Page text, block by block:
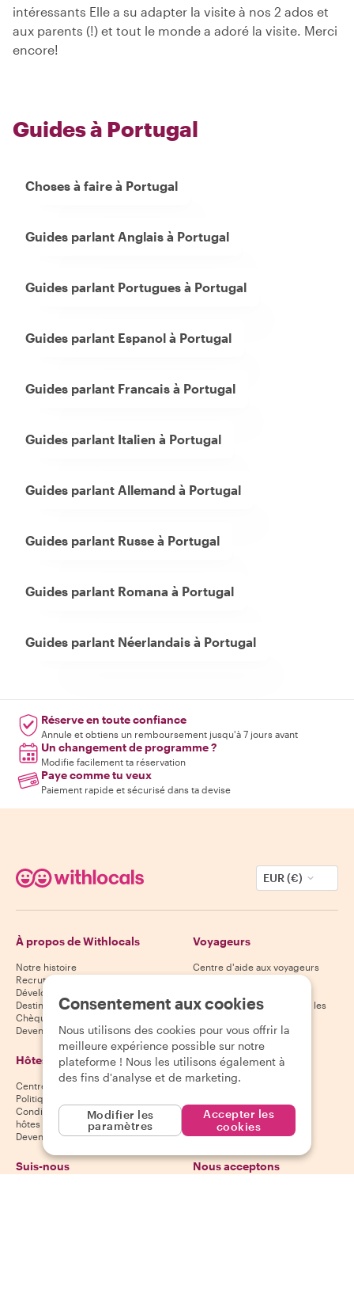
intéressants Elle a su adapter la visite à nos 2 ados et
aux parents (!) et tout le monde a adoré la visite. Merci
encore!
Guides à Portugal
Choses à faire à Portugal
Guides parlant Anglais à Portugal
Guides parlant Portugues à Portugal
Guides parlant Espanol à Portugal
Guides parlant Francais à Portugal
Guides parlant Italien à Portugal
Guides parlant Allemand à Portugal
Guides parlant Russe à Portugal
Guides parlant Romana à Portugal
Guides parlant Néerlandais à Portugal
Réserve en toute confiance
Annule et obtiens un remboursement jusqu'à 7 jours avant
Un changement de programme ?
Modifie facilement ta réservation
Paye comme tu veux
Paiement rapide et sécurisé dans ta devise
EUR (€)
À propos de Withlocals
Notre histoire
Recrutement
Développement durable
Destinations
Chèques-cadeaux
Devenir partenaire
Voyageurs
Centre d'aide aux voyageurs
Politique d'annulation des
Conditions générales pour les
Hôtes
Centre d'aide aux hôtes
Politique d'annulation des hôtes
Conditions générales pour les
hôtes
Devenir hôte
Télécharge notre
application
Google Play Store
Suis-nous Nous acceptons
Consentement aux cookies
Nous utilisons des cookies pour vous offrir la
meilleure expérience possible sur notre
plateforme ! Nous les utilisons également à
des fins d'analyse et de marketing.
Modifier les
paramètres
Accepter les
cookies